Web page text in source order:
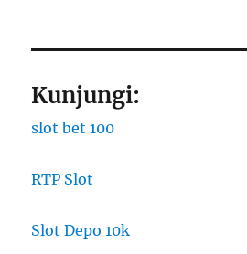
Kunjungi:
slot bet 100
RTP Slot
Slot Depo 10k